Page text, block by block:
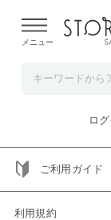
よる配送遅延が発
メニュー
ご指定のアイテ
トップへ戻る
ロ
ご利用ガイド
利用規約